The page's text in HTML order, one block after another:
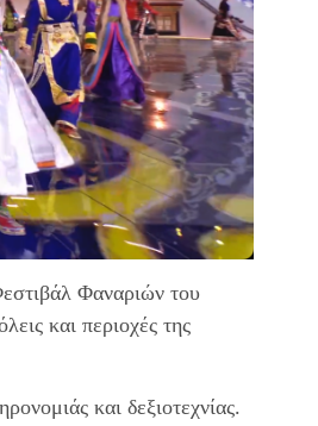
Φαναριών του
και περιοχές της
και δεξιοτεχνίας.